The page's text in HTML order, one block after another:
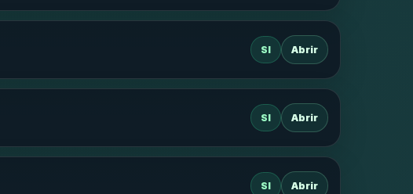
SI Abrir
SI Abrir
SI Abrir